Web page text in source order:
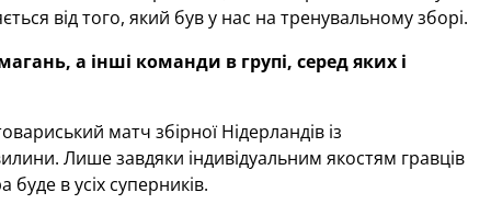
від того, який був у нас на тренувальному зборі.
а інші команди в групі, серед яких і
матч збірної Нідерландів із
Лише завдяки індивідуальним якостям гравців
в усіх суперників.